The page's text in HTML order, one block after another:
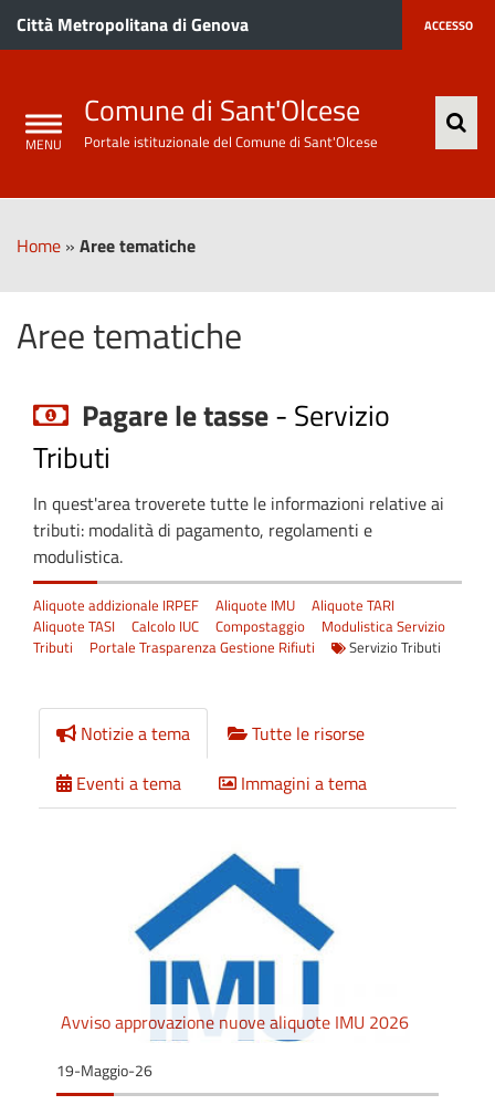
Città Metropolitana di Genova ACCESSO
Comune di Sant'Olcese
Portale istituzionale del Comune di Sant'Olcese
Home » Aree tematiche
Aree tematiche
Pagare le tasse- Servizio
Tributi
In quest'area troverete tutte le informazioni relative ai
tributi: modalità di pagamento, regolamenti e
modulistica.
Aliquote addizionale IRPEF Aliquote IMU
Aliquote TARI
Aliquote TASI
Calcolo IUC Compostaggio
Modulistica Servizio
Tributi
Portale Trasparenza Gestione Rifiuti Servizio Tributi
Notizie a tema
Tutte le risorse
Eventi a tema
Immagini a tema
Avviso approvazione nuove aliquote IMU 2026
19-Maggio-26